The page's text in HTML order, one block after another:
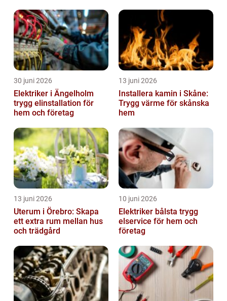
30 juni 2026
Elektriker i Ängelholm
trygg elinstallation för
hem och företag
13 juni 2026
Installera kamin i Skåne:
Trygg värme för skånska
hem
13 juni 2026
Uterum i Örebro: Skapa
ett extra rum mellan hus
och trädgård
10 juni 2026
Elektriker bålsta trygg
elservice för hem och
företag